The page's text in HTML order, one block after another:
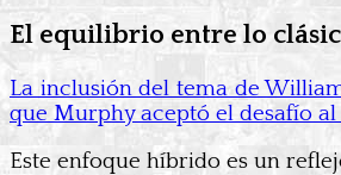
El equilibrio entre lo
La inclusión del tema de
que Murphy aceptó el desafío al
Este enfoque híbrido es un